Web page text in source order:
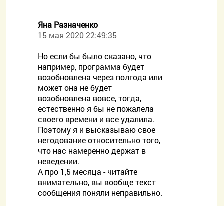
Яна Разначенко
15 мая 2020 22:49:35
Но если бы было сказано, что
например, программа будет
возобновлена через полгода или
может она не будет
возобновлена вовсе, тогда,
естественно я бы не пожалела
своего времени и все удалила.
Поэтому я и высказываю свое
негодование относительно того,
что нас намеренно держат в
неведении.
А про 1,5 месяца - читайте
внимательно, вы вообще текст
сообщения поняли неправильно.